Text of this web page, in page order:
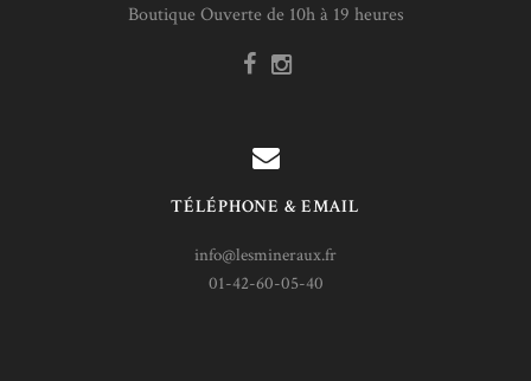
Boutique Ouverte de 10h à 19 heures
TÉLÉPHONE & EMAIL
info@lesmineraux.fr
01-42-60-05-40